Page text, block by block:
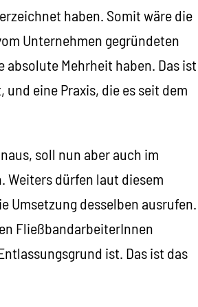
haben. Somit wäre die
Unternehmen gegründeten
absolute Mehrheit haben. Das ist
und eine Praxis, die es seit dem
soll nun aber auch im
Weiters dürfen laut diesem
Umsetzung desselben ausrufen.
FließbandarbeiterInnen
ist. Das ist das